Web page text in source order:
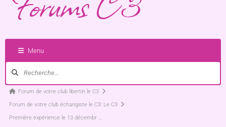
Menu
Forum de votre club libertin le C3
Forum de votre club échangiste le C3: Le C3
Première expérience le 13 décembr …